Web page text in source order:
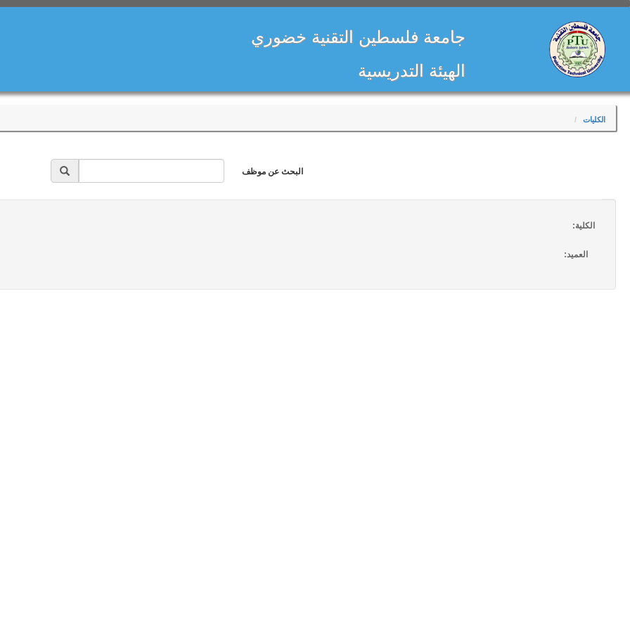
جامعة فلسطين التقنية خضوري
الهيئة التدريسية
الكليات
البحث عن موظف
الكلية:
العميد: